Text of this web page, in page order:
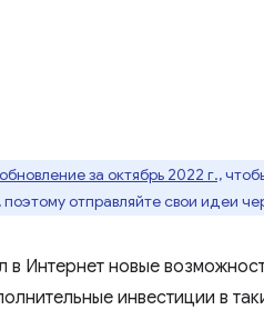
за октябрь 2022 г.,
отправляйте свои идеи
Интернет новые
инвестиции в